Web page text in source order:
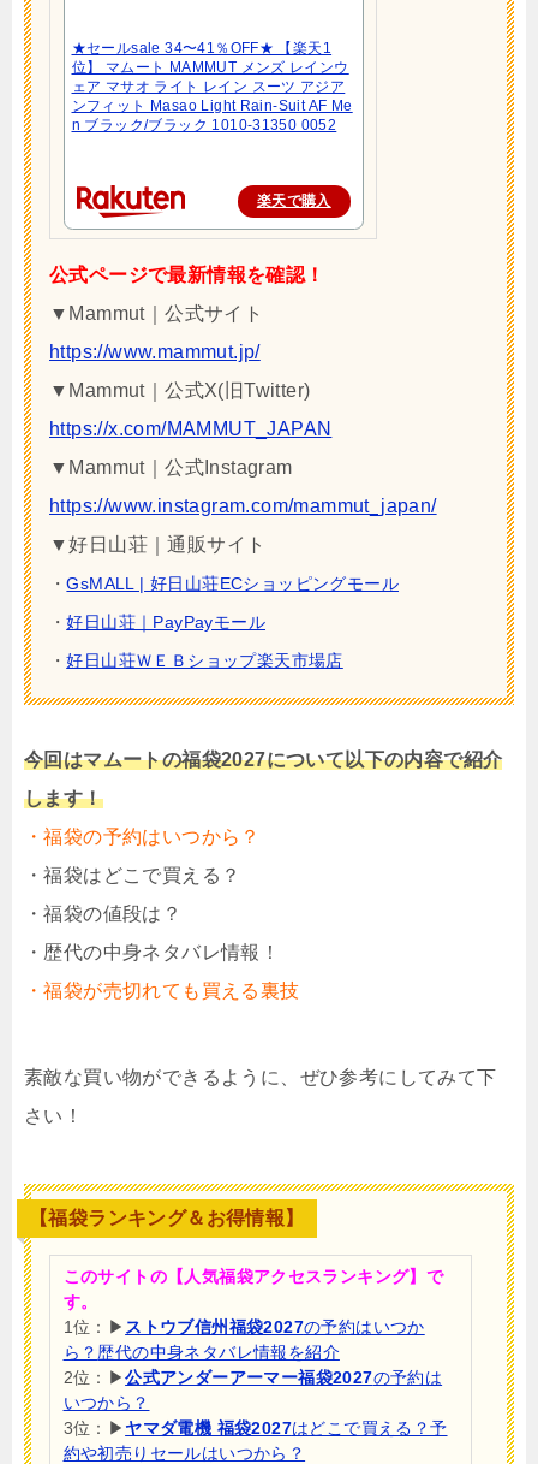
★セールsale 34〜41％OFF★ 【楽天1
位】 マムート MAMMUT メンズ レインウ
ェア マサオ ライト レイン スーツ アジア
ンフィット Masao Light Rain-Suit AF Me
n ブラック/ブラック 1010-31350 0052
楽天で購入
公式ページで最新情報を確認！
▼Mammut｜公式サイト
https://www.mammut.jp/
▼Mammut｜公式X(旧Twitter)
https://x.com/MAMMUT_JAPAN
▼Mammut｜公式Instagram
https://www.instagram.com/mammut_japan/
▼好日山荘｜通販サイト
・GsMALL | 好日山荘ECショッピングモール
・好日山荘｜PayPayモール
・好日山荘ＷＥＢショップ楽天市場店
今回はマムートの福袋2027について以下の内容で紹介
します！
・福袋の予約はいつから？
・福袋はどこで買える？
・福袋の値段は？
・歴代の中身ネタバレ情報！
・福袋が売切れても買える裏技
素敵な買い物ができるように、ぜひ参考にしてみて下
さい！
【福袋ランキング＆お得情報】
このサイトの【人気福袋アクセスランキング】で
す。
1位：▶ ストウブ信州福袋2027の予約はいつか
ら？ 歴代の中身ネタバレ情報を紹介
2位：▶公式アンダーアーマー福袋2027の予約は
いつから？
3位：▶ ヤマダ電機 福袋2027はどこで買える？予
約や初売りセールはいつから？